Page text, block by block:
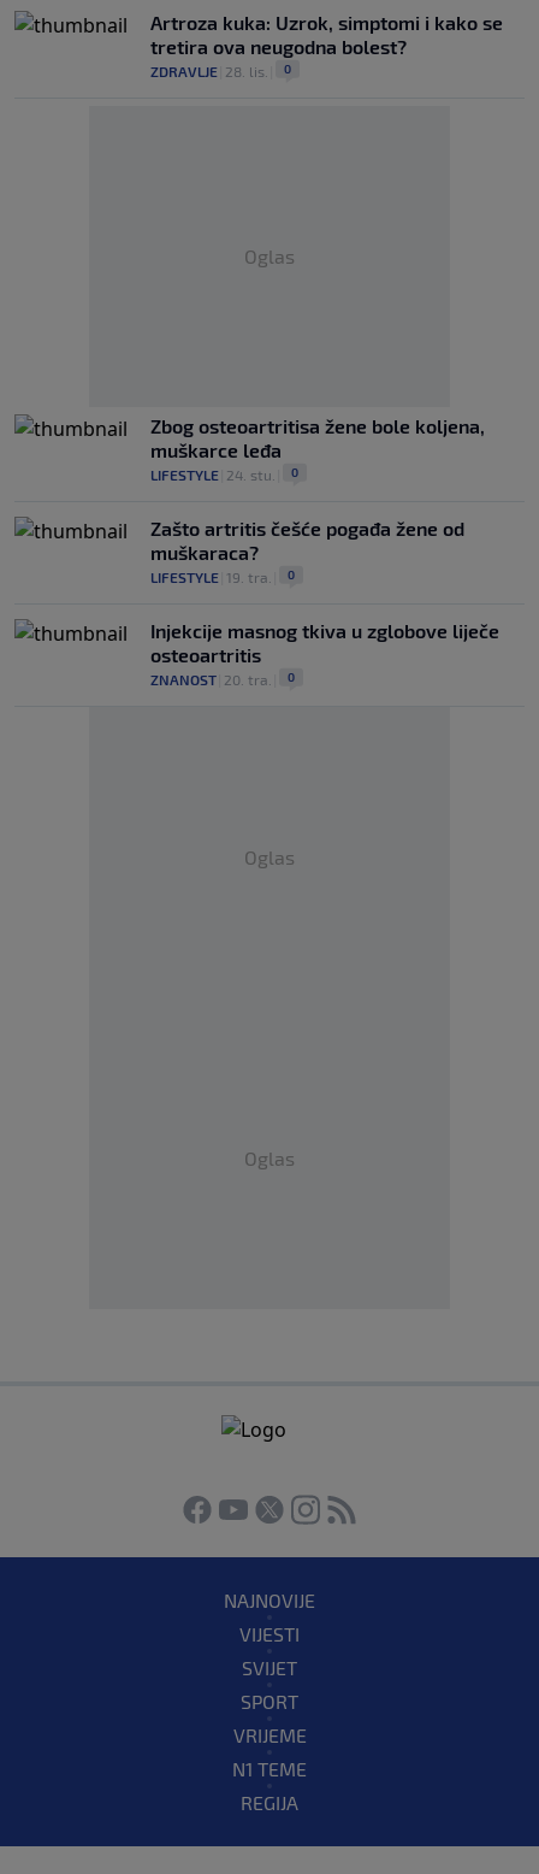
Artroza kuka: Uzrok, simptomi i kako se
tretira ova neugodna bolest?
ZDRAVLJE 28. lis. 0
Oglas
Zbog osteoartritisa žene bole koljena,
muškarce leđa
LIFESTYLE 24. stu. 0
Zašto artritis češće pogađa žene od
muškaraca?
LIFESTYLE 19. tra. 0
Injekcije masnog tkiva u zglobove liječe
osteoartritis
ZNANOST 20. tra. 0
Oglas
Oglas
NAJNOVIJE
VIJESTI
SVIJET
SPORT
VRIJEME
N1 TEME
REGIJA